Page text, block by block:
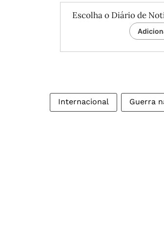
Escolha o Diário de
Internacional Guerra